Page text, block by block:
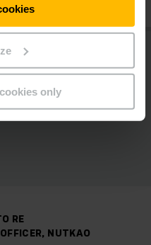
only
RE
NUTKAO